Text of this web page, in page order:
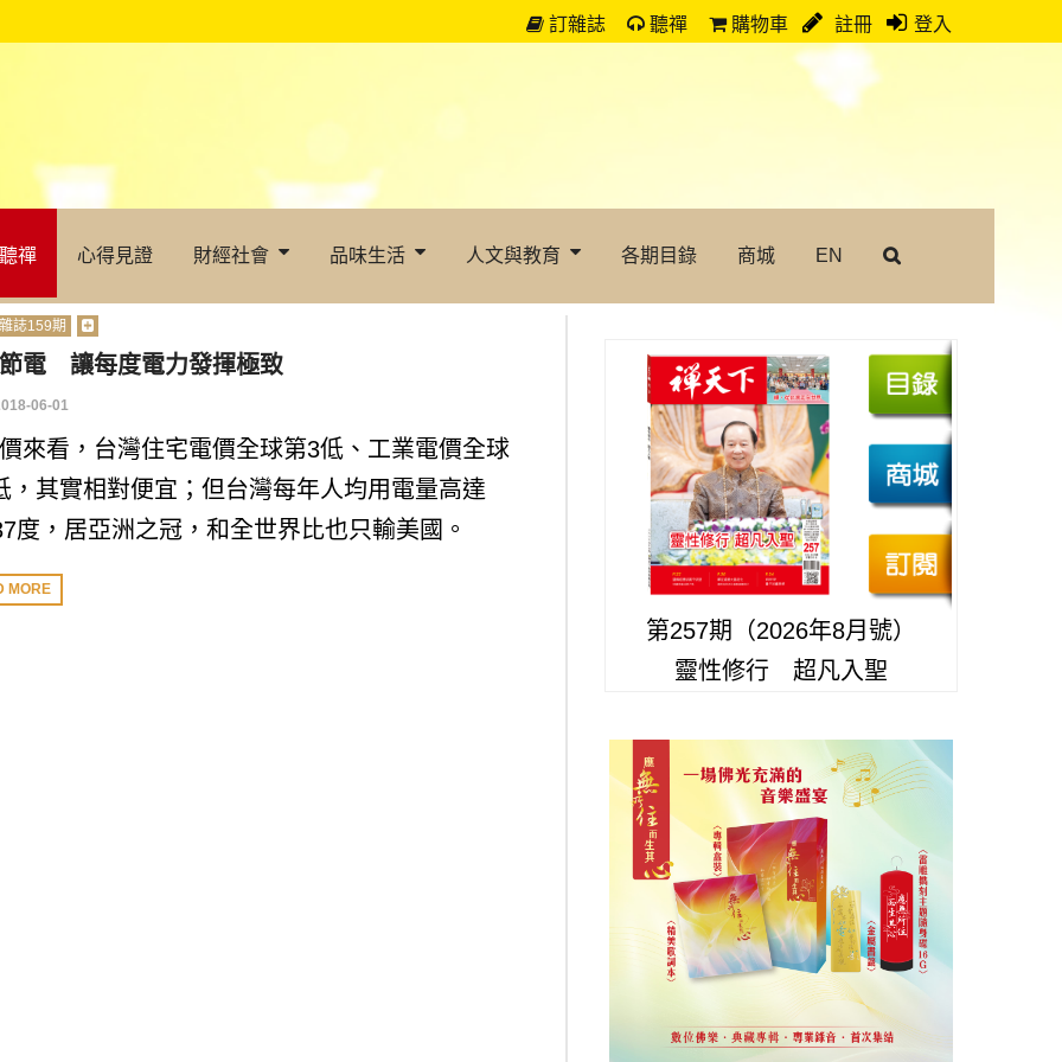
訂雜誌 聽禪 購物車 註冊 登入
聽禪 心得見證 財經社會 品味生活 人文與教育 各期目錄 商城 EN
誌159期
電 讓每度電力發揮極致
06-01
來看，台灣住宅電價全球第3低、工業電價全球
，其實相對便宜；但台灣每年人均用電量高達
度，居亞洲之冠，和全世界比也只輸美國。
MORE
第257期（2026年8月號）
靈性修行 超凡入聖